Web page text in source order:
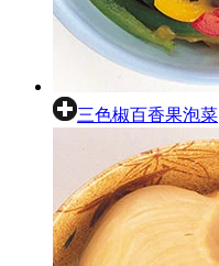
三色椒百香果泡菜